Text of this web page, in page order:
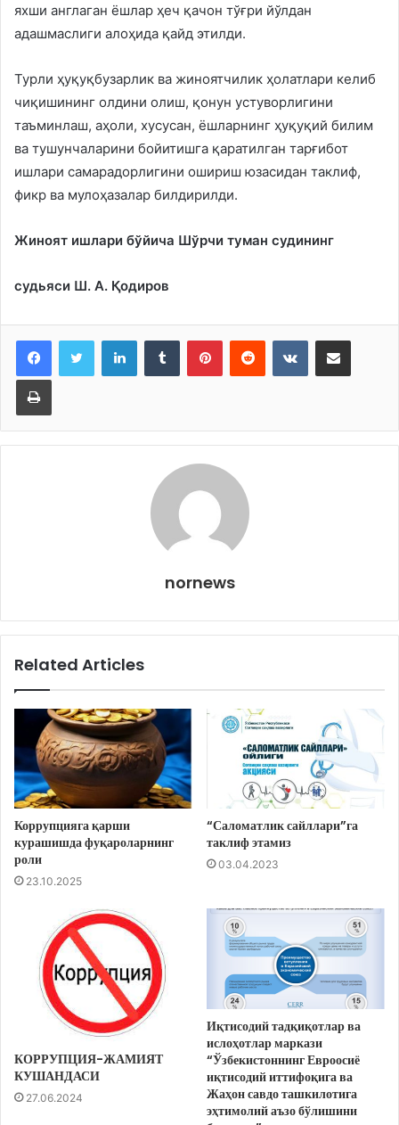
яхши англаган ёшлар ҳеч қачон тўғри йўлдан
адашмаслиги алоҳида қайд этилди.
Турли ҳуқуқбузарлик ва жиноятчилик ҳолатлари келиб
чиқишининг олдини олиш, қонун устуворлигини
таъминлаш, аҳоли, хусусан, ёшларнинг ҳуқуқий билим
ва тушунчаларини бойитишга қаратилган тарғибот
ишлари самарадорлигини ошириш юзасидан таклиф,
фикр ва мулоҳазалар билдирилди.
Жиноят ишлари бўйича Шўрчи туман судининг
судьяси Ш. А. Қодиров
LinkedInTumblr PinterestReddit VKontakteShare via Email
Print
nornews
Related Articles
Коррупцияга қарши
курашишда фуқароларнинг
роли
23.10.2025
“Саломатлик сайллари”га
таклиф этамиз
03.04.2023
КОРРУПЦИЯ-ЖАМИЯТ
КУШАНДАСИ
27.06.2024
Иқтисодий тадқиқотлар ва
ислоҳотлар маркази
“Ўзбекистоннинг Евроосиё
иқтисодий иттифоқига ва
Жаҳон савдо ташкилотига
эҳтимолий аъзо бўлишини